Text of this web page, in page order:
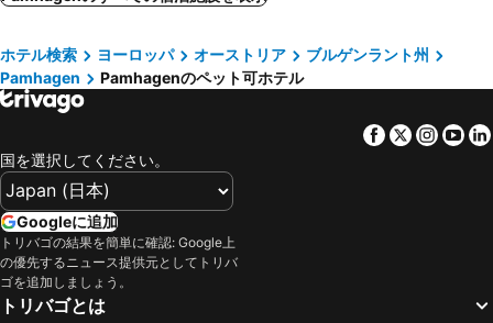
モションマジャローヴァール, pet friendly hotels
Hainburg an der Donau, pet friendly hotels
Petronell, pet friendly hotels
ゴルス, pet friendly hotels
Hegyeshalom, pet friendly hotels
Neutal, pet friendly hotels
Bruck an der Leitha, pet friendly hotels
Hegykő, pet friendly hotels
Csepreg, pet friendly hotels
Gramatneusiedl, pet friendly hotels
プールバハ, pet friendly hotels
Oberpullendorf, pet friendly hotels
ホテル検索 ヨーロッパ オーストリア
ブルゲンラント州
Pamhagen
Pamhagenのペット可ホテル
Facebook
Twitter
国を選択してください。
Googleに追加
トリバゴの結果を簡単に確認: Google上
の優先するニュース提供元としてトリバ
ゴを追加しましょう。
トリバゴとは